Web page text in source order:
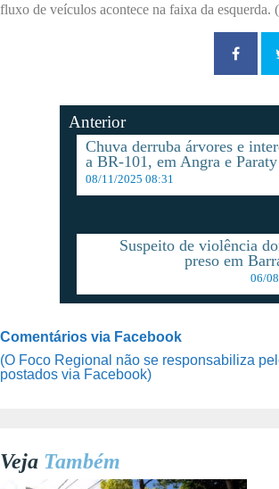
fluxo de veículos acontece na faixa da esquerda.
Anterior
Chuva derruba árvores e
a BR-101, em Angra e Paraty
08/11/2025 08:31
Suspeito de violência
preso em
06/
Comentários via Facebook
(O Foco Regional não se responsabiliza
postados via Facebook)
Veja Também